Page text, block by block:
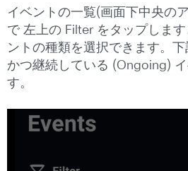
イベントの一覧(画面下中央の
で 左上の Filter をタップしま
ントの種類を選択できます。
かつ継続している (Ongoing)
す。